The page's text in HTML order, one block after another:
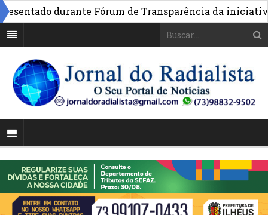
durante Fórum de Transparência da iniciativa